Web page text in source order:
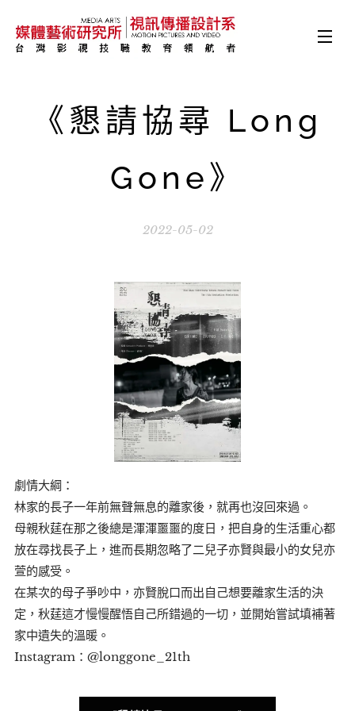
《懇請協尋 Long
Gone》
2022-05-02
劇情大綱：
林家的長子一年前無聲無息的離家後，就再也沒回來過。
母親秋莛在那之後總是渾渾噩噩的度日，把自身的生活重心都
放在尋找長子上，進而長期忽略了二兒子亦賢與最小的女兒亦
萱的感受。
在某次的母子爭吵中，亦賢脫口而出自己想要離家生活的決
定，秋莛這才慢慢醒悟自己所錯過的一切，並開始嘗試填補著
家中遺失的溫暖。
Instagram：@longgone_21th